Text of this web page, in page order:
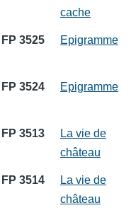
cache
FP 3525 Epigramme
FP 3524 Epigramme
FP 3513
La vie de
château
FP 3514
La vie de
château